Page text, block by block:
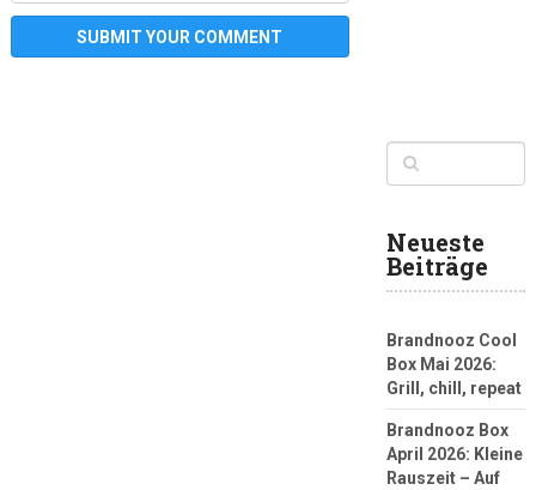
Neueste
Beiträge
Brandnooz Cool
Box Mai 2026:
Grill, chill, repeat
Brandnooz Box
April 2026: Kleine
Rauszeit – Auf